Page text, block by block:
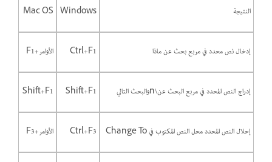
Windows
Mac OS
إدخال نص محدد في مربع بحث عن ماذا Ctrl+F1 الأوامر+F1
إدراج النص المحدد في مربع البحث عن\nوالبحث التالي Shift+F1
Shift+F1
إحلال النص المحدد محل النص المكتوب في Change To Ctrl+F3 الأوامر+F3